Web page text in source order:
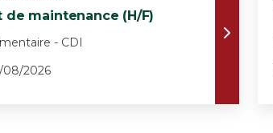
de maintenance (H/F)
- CDI
08/2026